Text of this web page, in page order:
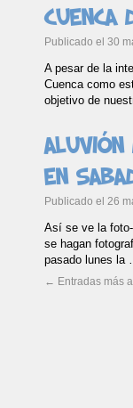
Publicado el 30
A pesar de la
Cuenca como
objetivo de
Aluvión
en
Publicado el 26
Así se ve la
se hagan
pasado lunes la
← Entradas más